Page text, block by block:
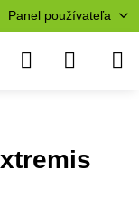
Panel používateľa